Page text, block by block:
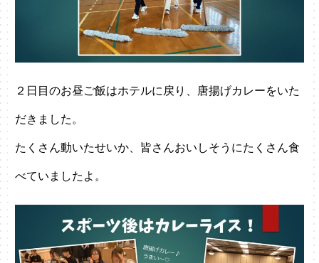
２日目のお昼ご飯はホテルに戻り、唐揚げカレーをいた
だきました。
たくさん動いたせいか、皆さんおいしそうにたくさん食
べていましたよ。